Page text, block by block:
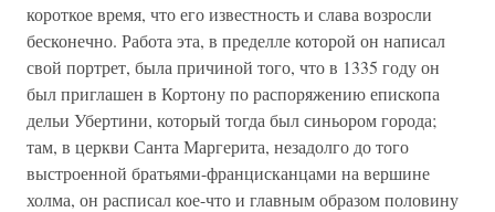
короткое время, что его известность и слава возросли
бесконечно. Работа эта, в пределле которой он написал
свой портрет, была причиной того, что в 1335 году он
был приглашен в Кортону по распоряжению епископа
дельи Убертини, который тогда был синьором города;
там, в церкви Санта Маргерита, незадолго до того
выстроенной братьями-францисканцами на вершине
холма, он расписал кое-что и главным образом половину